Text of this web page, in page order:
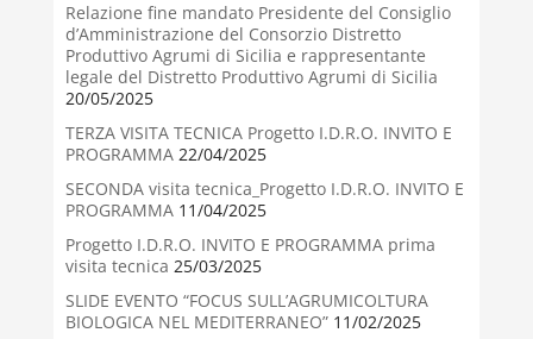
Relazione fine mandato Presidente del Consiglio
d’Amministrazione del Consorzio Distretto
Produttivo Agrumi di Sicilia e rappresentante
legale del Distretto Produttivo Agrumi di Sicilia
20/05/2025
TERZA VISITA TECNICA Progetto I.D.R.O. INVITO E
PROGRAMMA22/04/2025
SECONDA visita tecnica_Progetto I.D.R.O. INVITO E
PROGRAMMA11/04/2025
Progetto I.D.R.O. INVITO E PROGRAMMA prima
visita tecnica 25/03/2025
SLIDE EVENTO “FOCUS SULL’AGRUMICOLTURA
BIOLOGICA NEL MEDITERRANEO”11/02/2025